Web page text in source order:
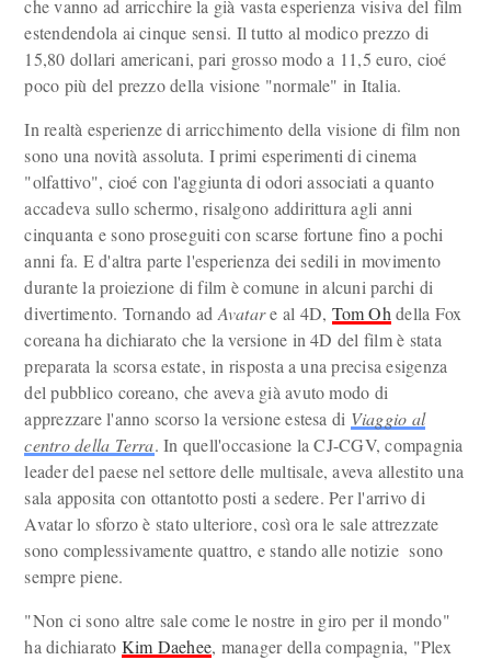
che vanno ad arricchire la già vasta esperienza visiva del film
estendendola ai cinque sensi. Il tutto al modico prezzo di
15,80 dollari americani, pari grosso modo a 11,5 euro, cioé
poco più del prezzo della visione "normale" in Italia.
In realtà esperienze di arricchimento della visione di film non
sono una novità assoluta. I primi esperimenti di cinema
"olfattivo", cioé con l'aggiunta di odori associati a quanto
accadeva sullo schermo, risalgono addirittura agli anni
cinquanta e sono proseguiti con scarse fortune fino a pochi
anni fa. E d'altra parte l'esperienza dei sedili in movimento
durante la proiezione di film è comune in alcuni parchi di
divertimento. Tornando ad Avatare al 4D, Tom Oh della Fox
coreana ha dichiarato che la versione in 4D del film è stata
preparata la scorsa estate, in risposta a una precisa esigenza
del pubblico coreano, che aveva già avuto modo di
apprezzare l'anno scorso la versione estesa di Viaggio al
centro della Terra. In quell'occasione la CJ-CGV, compagnia
leader del paese nel settore delle multisale, aveva allestito una
sala apposita con ottantotto posti a sedere. Per l'arrivo di
Avatar lo sforzo è stato ulteriore, così ora le sale attrezzate
sono complessivamente quattro, e stando alle notizie sono
sempre piene.
"Non ci sono altre sale come le nostre in giro per il mondo"
ha dichiarato Kim Daehee, manager della compagnia, "Plex